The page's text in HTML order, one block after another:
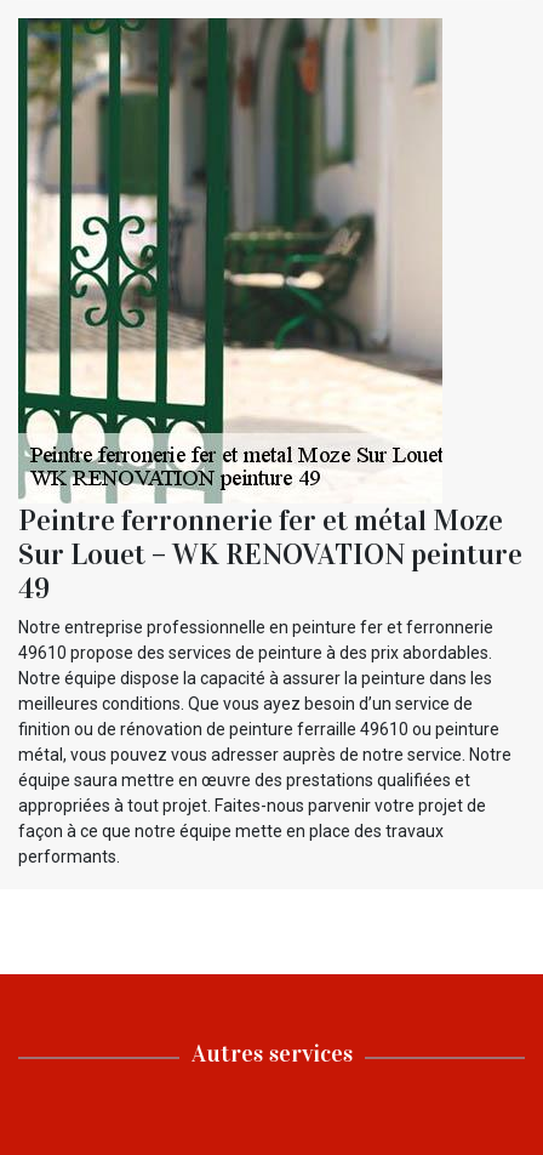
Peintre ferronnerie fer et métal Moze
Sur Louet – WK RENOVATION peinture
49
Notre entreprise professionnelle en peinture fer et ferronnerie
49610 propose des services de peinture à des prix abordables.
Notre équipe dispose la capacité à assurer la peinture dans les
meilleures conditions. Que vous ayez besoin d’un service de
finition ou de rénovation de peinture ferraille 49610 ou peinture
métal, vous pouvez vous adresser auprès de notre service. Notre
équipe saura mettre en œuvre des prestations qualifiées et
appropriées à tout projet. Faites-nous parvenir votre projet de
façon à ce que notre équipe mette en place des travaux
performants.
Autres services